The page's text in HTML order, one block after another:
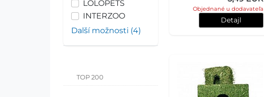
LOLOPETS
INTERZOO
Další možnosti (4)
TOP 200
Objednané u dodavateľa
Detajl